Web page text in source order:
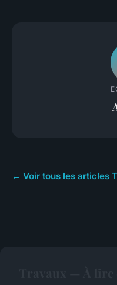
← Voir tous les articles